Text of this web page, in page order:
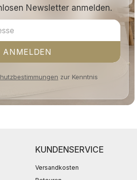
Newsletter anmelden.
ANMELDEN
zur Kenntnis
KUNDENSERVICE
Versandkosten